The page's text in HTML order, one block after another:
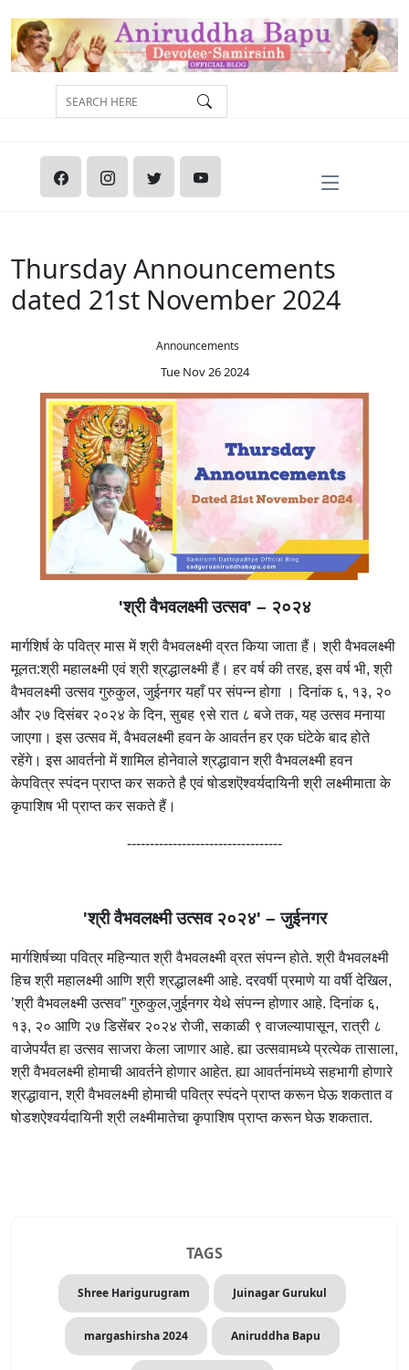
Thursday Announcements
dated 21st November 2024
Announcements
Tue Nov 26 2024
'श्री वैभवलक्ष्मी उत्सव' – २०२४
मार्गशिर्ष के पवित्र मास में श्री वैभवलक्ष्मी व्रत किया जाता हैं। श्री वैभवलक्ष्मी
मूलत:श्री महालक्ष्मी एवं श्री श्रद्धालक्ष्मी हैं। हर वर्ष की तरह, इस वर्ष भी, श्री
वैभवलक्ष्मी उत्सव गुरुकुल, जुईनगर यहाँ पर संपन्न होगा । दिनांक ६, १३, २०
और २७ दिसंबर २०२४ के दिन, सुबह ९से रात ८ बजे तक, यह उत्सव मनाया
जाएगा। इस उत्सव में, वैभवलक्ष्मी हवन के आवर्तन हर एक घंटेके बाद होते
रहेंगे। इस आवर्तनो में शामिल होनेवाले श्रद्धावान श्री वैभवलक्ष्मी हवन
केपवित्र स्पंदन प्राप्त कर सकते है एवं षोडशऎश्वर्यदायिनी श्री लक्ष्मीमाता के
कृपाशिष भी प्राप्त कर सकते हैं।
----------------------------------
'श्री वैभवलक्ष्मी उत्सव २०२४' – जुईनगर
मार्गशिर्षच्या पवित्र महिन्यात श्री वैभवलक्ष्मी व्रत संपन्न होते. श्री वैभवलक्ष्मी
हिच श्री महालक्ष्मी आणि श्री श्रद्धालक्ष्मी आहे. दरवर्षी प्रमाणे या वर्षी देखिल,
’श्री वैभवलक्ष्मी उत्सव” गुरुकुल,जुईनगर येथे संपन्न होणार आहे. दिनांक ६,
१३, २० आणि २७ डिसेंबर २०२४ रोजी, सकाळी ९ वाजल्यापासून, रात्री ८
वाजेपर्यंत हा उत्सव साजरा केला जाणार आहे. ह्या उत्सवामध्ये प्रत्येक तासाला,
श्री वैभवलक्ष्मी होमाची आवर्तने होणार आहेत. ह्या आवर्तनांमध्ये सहभागी होणारे
श्रद्धावान, श्री वैभवलक्ष्मी होमाची पवित्र स्पंदने प्राप्त करून घेऊ शकतात व
षोडशऐश्वर्यदायिनी श्री लक्ष्मीमातेचा कृपाशिष प्राप्त करून घेऊ शकतात.
TAGS
Shree Harigurugram Juinagar Gurukul
margashirsha 2024 Aniruddha Bapu